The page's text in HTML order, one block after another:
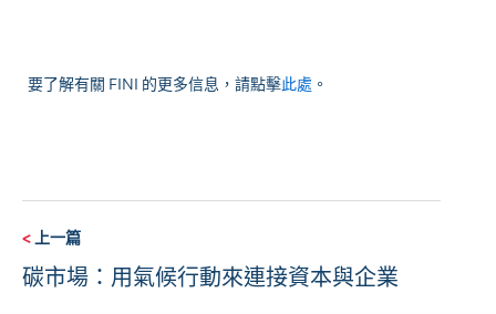
要了解有關 FINI 的更多信息，請點擊此處 。
<上一篇
碳市場：用氣候行動來連接資本與企業